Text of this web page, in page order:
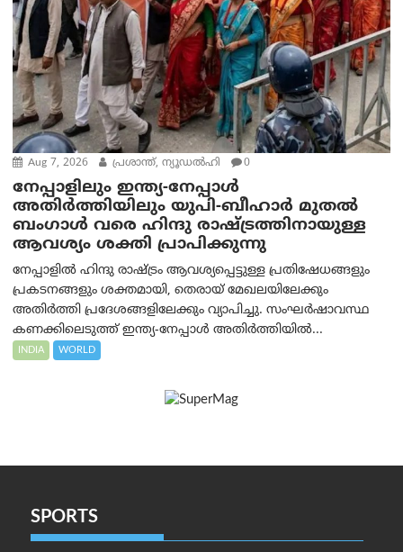
Aug 7, 2026 പ്രശാന്ത്, ന്യൂഡല്‍ഹി 0
നേപ്പാളിലും ഇന്ത്യ-നേപ്പാൾ
അതിർത്തിയിലും യുപി-ബീഹാർ മുതൽ
ബംഗാൾ വരെ ഹിന്ദു രാഷ്ട്രത്തിനായുള്ള
ആവശ്യം ശക്തി പ്രാപിക്കുന്നു
നേപ്പാളിൽ ഹിന്ദു രാഷ്ട്രം ആവശ്യപ്പെട്ടുള്ള പ്രതിഷേധങ്ങളും
പ്രകടനങ്ങളും ശക്തമായി, തെരായ് മേഖലയിലേക്കും
അതിർത്തി പ്രദേശങ്ങളിലേക്കും വ്യാപിച്ചു. സംഘർഷാവസ്ഥ
കണക്കിലെടുത്ത് ഇന്ത്യ-നേപ്പാൾ അതിർത്തിയിൽ...
INDIA WORLD
SPORTS